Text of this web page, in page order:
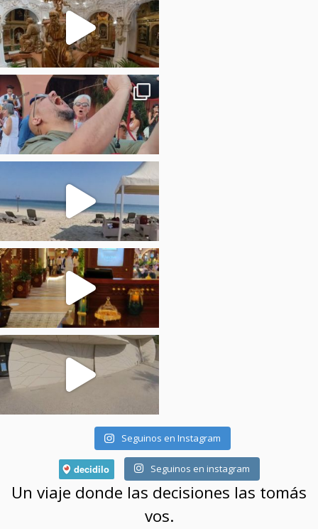
Seguinos en Instagram
Seguinos en instagram
Un viaje donde las decisiones las tomás
vos.